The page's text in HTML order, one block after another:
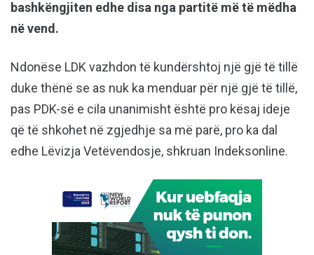
bashkëngjiten edhe disa nga partitë më të mëdha
në vend.
Ndonëse LDK vazhdon të kundërshtoj një gjë të tillë
duke thënë se as nuk ka menduar për një gjë të tillë,
pas PDK-së e cila unanimisht është pro kësaj ideje
që të shkohet në zgjedhje sa më parë, pro ka dal
edhe Lëvizja Vetëvendosje, shkruan Indeksonline.